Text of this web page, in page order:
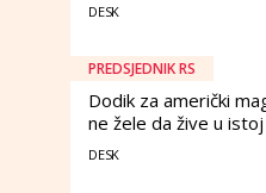
DESK
PREDSJEDNIK RS
Dodik za američki
ne žele da žive u
DESK